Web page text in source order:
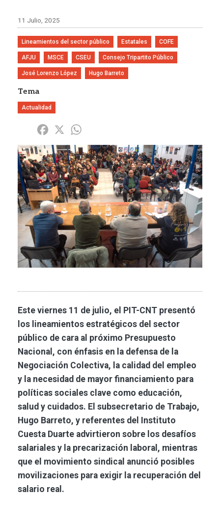
11 Julio, 2025
Lineamientos del sector público Estatales COFE
AFJU MSCE CSEU Consejo Tripartito Público
José Lorenzo López Hugo Barreto
Tema
Actualidad
Share Facebook
X
Imagen
Este viernes 11 de julio, el PIT-CNT presentó
los lineamientos estratégicos del sector
público de cara al próximo Presupuesto
Nacional, con énfasis en la defensa de la
Negociación Colectiva, la calidad del empleo
y la necesidad de mayor financiamiento para
políticas sociales clave como educación,
salud y cuidados. El subsecretario de Trabajo,
Hugo Barreto, y referentes del Instituto
Cuesta Duarte advirtieron sobre los desafíos
salariales y la precarización laboral, mientras
que el movimiento sindical anunció posibles
movilizaciones para exigir la recuperación del
salario real.